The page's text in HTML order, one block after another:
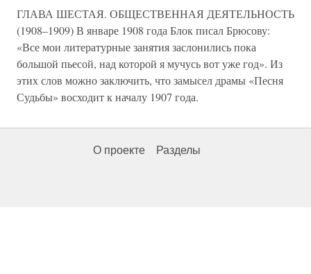
ГЛАВА ШЕСТАЯ. ОБЩЕСТВЕННАЯ ДЕЯТЕЛЬНОСТЬ
(1908–1909) В январе 1908 года Блок писал Брюсову:
«Все мои литературные занятия заслонились пока
большой пьесой, над которой я мучусь вот уже год». Из
этих слов можно заключить, что замысел драмы «Песня
Судьбы» восходит к началу 1907 года.
О проекте Разделы